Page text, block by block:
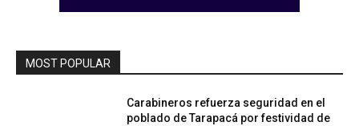
MOST POPULAR
Carabineros refuerza seguridad en el
poblado de Tarapacá por festividad de